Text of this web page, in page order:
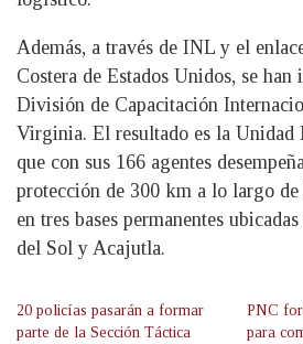
Además, a través de INL y el
Costera de Estados Unidos, se
División de Capacitación
Virginia. El resultado es la
que con sus 166 agentes
protección de 300 km a lo largo
en tres bases permanentes
del Sol y Acajutla.
20 policías pasarán a formar
parte de la Sección Táctica
PNC
para